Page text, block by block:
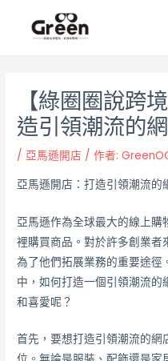
【綠圈圈說跨
造引領潮流的
/亞馬遜開店 / 作者:
亞馬遜開店：打造引領潮流的
亞馬遜作為全球最大的線上
裡購買商品。對於許多創業者
為了他們拓展業務的重要途徑
中，如何打造一個引領潮流
和喜愛呢？
首先，要想打造引領潮流的網